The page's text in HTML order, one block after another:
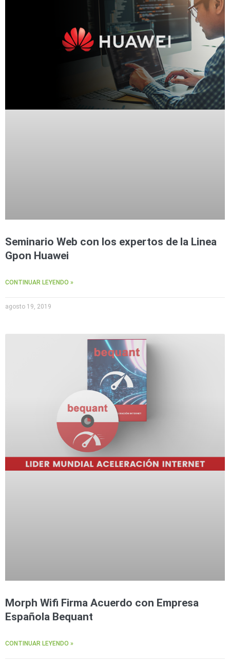
Seminario Web con los expertos de la Linea
Gpon Huawei
CONTINUAR LEYENDO »
agosto 19, 2019
Morph Wifi Firma Acuerdo con Empresa
Española Bequant
CONTINUAR LEYENDO »